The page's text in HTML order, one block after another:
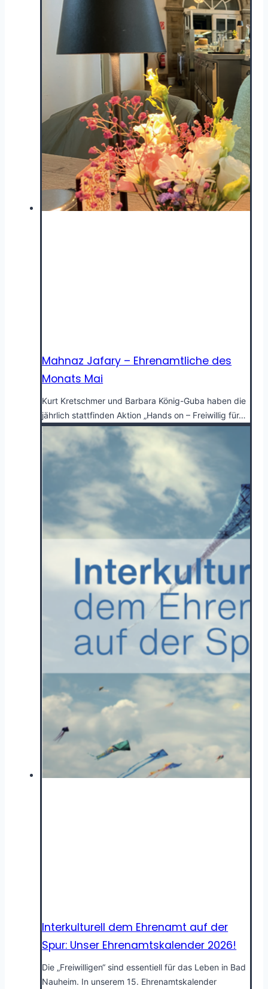
Mahnaz Jafary – Ehrenamtliche des
Monats Mai
Kurt Kretschmer und Barbara König-Guba haben die
jährlich stattfinden Aktion „Hands on – Freiwillig für…
Interkulturell dem Ehrenamt auf der
Spur: Unser Ehrenamtskalender 2026!
Die „Freiwilligen“ sind essentiell für das Leben in Bad
Nauheim. In unserem 15. Ehrenamtskalender